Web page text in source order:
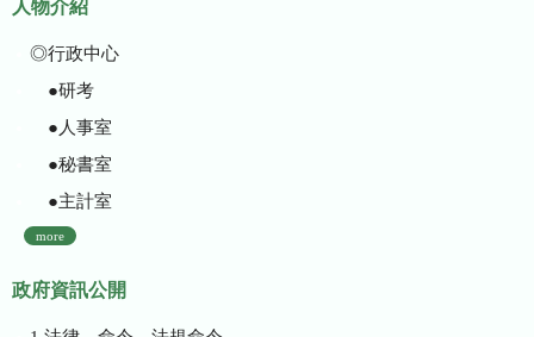
人物介紹
◎行政中心
●研考
●人事室
●秘書室
●主計室
more
政府資訊公開